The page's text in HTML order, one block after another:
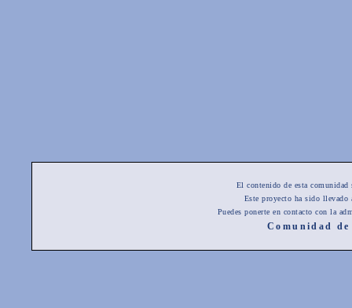
El contenido de esta
Este proyecto ha sido
Puedes ponerte en contacto con la
Comunidad